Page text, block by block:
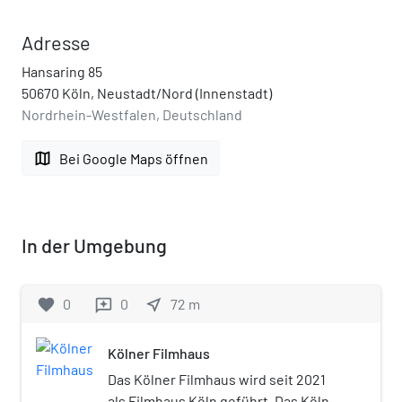
Adresse
Hansaring 85
50670 Köln, Neustadt/Nord (Innenstadt)
Nordrhein-Westfalen, Deutschland
map Bei Google Maps öffnen
In der Umgebung
favorite 0 reviews 0 near_me 72 m
Kölner Filmhaus
Das Kölner Filmhaus wird seit 2021